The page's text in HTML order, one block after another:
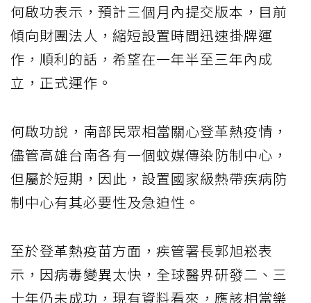
何啟功表示，預計三個月內提交版本，目前
傾向財團法人，縮短設置時間迅速掛牌運
作，順利的話，希望在一年半至三年內成
立，正式運作。
何啟功說，南部民眾相當關心登革熱疫情，
儘管高雄台南各有一個蚊媒傳染防制中心，
但屬於短期，因此，設置國家級熱帶疾病防
制中心有其必要性及急迫性。
至於登革熱疫苗方面，疾管署長郭旭崧表
示，因病毒變異太快，全球醫界研發二、三
十年仍未成功，現有資料看來，應該相當樂